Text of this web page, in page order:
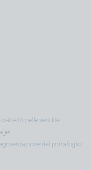
e IA nelle vendite
del portafoglio